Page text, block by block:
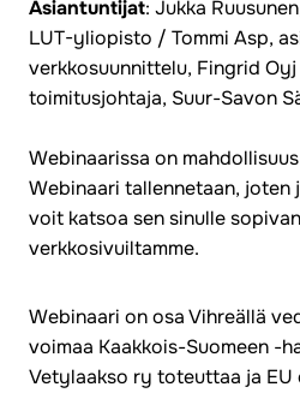
Asiantuntijat: Jukka
LUT-yliopisto / Tommi Asp,
verkkosuunnittelu, Fingrid
toimitusjohtaja, Suur-Savon
Webinaarissa on
Webinaari tallennetaan, joten
voit katsoa sen sinulle
verkkosivuiltamme.
Webinaari on osa Vihreällä
voimaa Kaakkois-Suomeen -
Vetylaakso ry toteuttaa ja EU